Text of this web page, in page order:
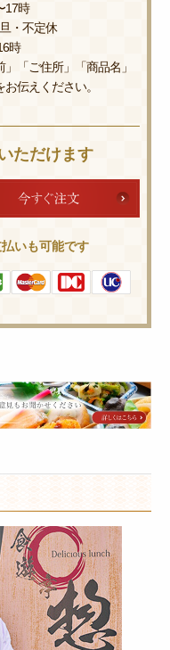
17時
・不定休
時
「ご住所」「商品名」
伝えください。
ただけます
いも可能です